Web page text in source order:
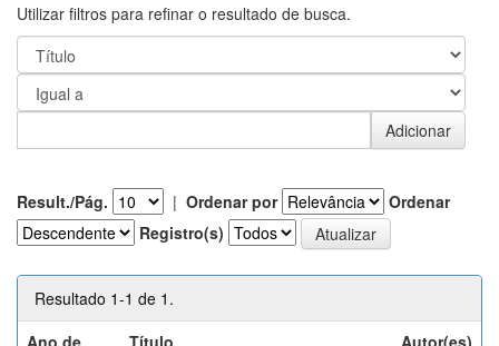
Utilizar filtros para refinar o resultado de busca.
Result./Pág. | Ordenar por
Ordenar
Registro(s)
Resultado 1-1 de 1.
Ano de
Título Autor(es)